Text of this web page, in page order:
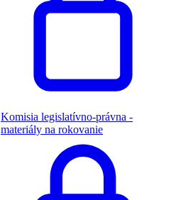
Komisia legislatívno-právna -
materiály na rokovanie